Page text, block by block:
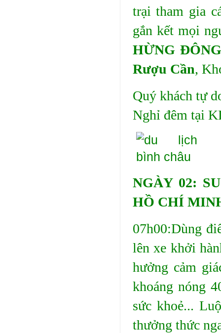
trại tham gia
gắn kết mọi
HỪNG
Rượu Cần,
Quý khách tự
Nghỉ đêm tại
NGÀY 02:
HỒ CHÍ
07h00:Dùng
lên xe khởi
hưởng cảm
khoáng nóng
sức khoẻ...
thưởng thức